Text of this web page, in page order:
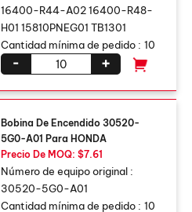
16400-R44-A02 16400-R48-
H01 15810PNEG01 TB1301
Cantidad mínima de pedido : 10
+
-
Bobina De Encendido 30520-
5G0-A01 Para HONDA
Precio De MOQ: $7.61
Número de equipo original :
30520-5G0-A01
Cantidad mínima de pedido : 10